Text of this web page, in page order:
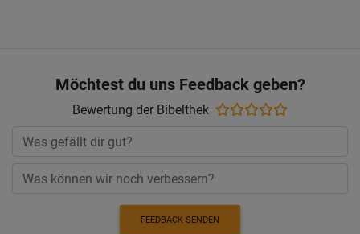
Möchtest du uns Feedback geben?
Bewertung der Bibelthek
FEEDBACK SENDEN